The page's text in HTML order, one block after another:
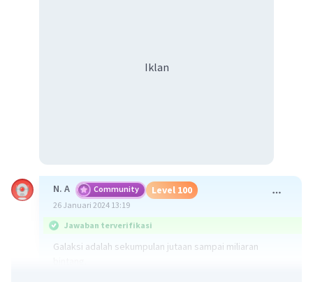
Iklan
N. A Community Level 100
26 Januari 2024 13:19
Jawaban terverifikasi
Galaksi adalah sekumpulan jutaan sampai miliaran